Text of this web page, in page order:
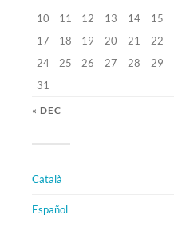
10
11 12 13 14 15
17
18 19 20 21 22
24
25 26 27 28 29
31
« DEC
Català
Español